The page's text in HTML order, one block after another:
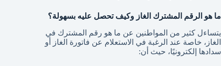
ما هو الرقم المشترك الغاز وكيف تحصل عليه بسهولة؟
يتساءل كثير من المواطنين عن ما هو رقم المشترك في
الغاز، خاصة عند الرغبة في الاستعلام عن فاتورة الغاز أو
سدادها إلكترونيًا، حيث أن: